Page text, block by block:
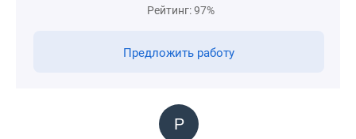
Рейтинг: 97%
Предложить работу